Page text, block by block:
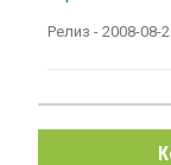
Релиз - 2008-08-